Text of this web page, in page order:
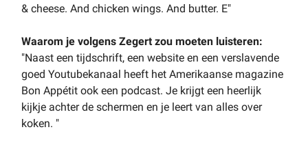
& cheese. And chicken wings. And butter. E"
Waarom je volgens Zegert zou moeten luisteren:
"Naast een tijdschrift, een website en een verslavende
goed Youtubekanaal heeft het Amerikaanse magazine
Bon Appétit ook een podcast. Je krijgt een heerlijk
kijkje achter de schermen en je leert van alles over
koken. "